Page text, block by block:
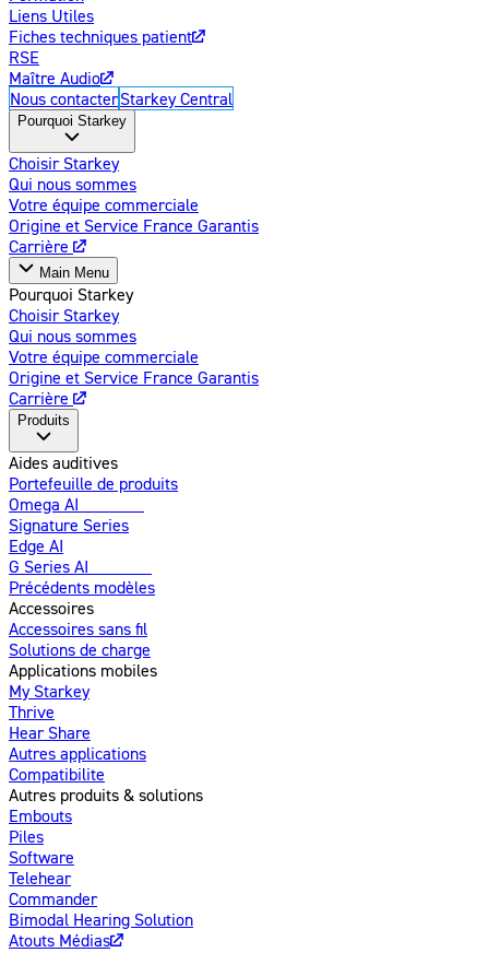
Liens Utiles
Fiches techniques patient
RSE
Maître Audio
Nous contacterStarkey Central
Pourquoi Starkey
Choisir Starkey
Qui nous sommes
Votre équipe commerciale
Origine et Service France Garantis
Carrière
Main Menu
Pourquoi Starkey
Choisir Starkey
Qui nous sommes
Votre équipe commerciale
Origine et Service France Garantis
Carrière
Produits
Aides auditives
Portefeuille de produits
Omega AI
Signature Series
Edge AI
G Series AI
Précédents modèles
Accessoires
Accessoires sans fil
Solutions de charge
Applications mobiles
My Starkey
Thrive
Hear Share
Autres applications
Compatibilite
Autres produits & solutions
Embouts
Piles
Software
Telehear
Commander
Bimodal Hearing Solution
Atouts Médias